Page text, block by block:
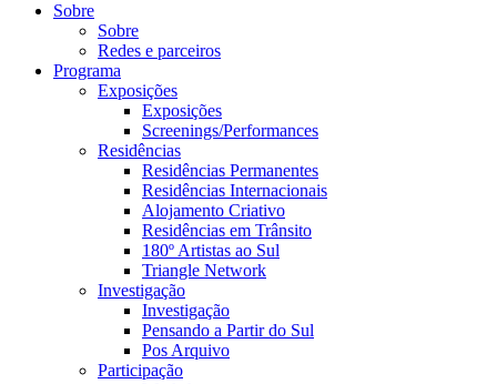
Sobre
Sobre
Redes e parceiros
Programa
Exposições
Exposições
Screenings/Performances
Residências
Residências Permanentes
Residências Internacionais
Alojamento Criativo
Residências em Trânsito
180º Artistas ao Sul
Triangle Network
Investigação
Investigação
Pensando a Partir do Sul
Pos Arquivo
Participação